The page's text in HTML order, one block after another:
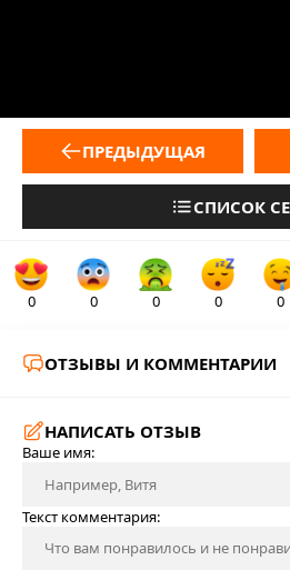
ПРЕДЫДУЩАЯ
СПИСОК
0 0 0 0 0
ОТЗЫВЫ И КОММЕНТАРИИ
НАПИСАТЬ ОТЗЫВ
Ваше имя:
Текст комментария: